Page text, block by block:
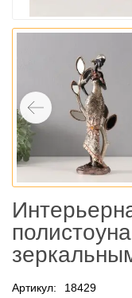
Артикул:
18429